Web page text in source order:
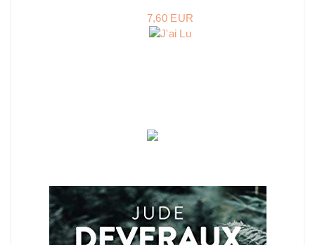
7,60 EUR